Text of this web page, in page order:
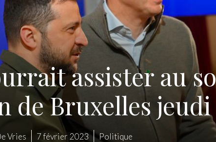
assister au
de Bruxelles jeudi
Vries 7 février 2023 Politique